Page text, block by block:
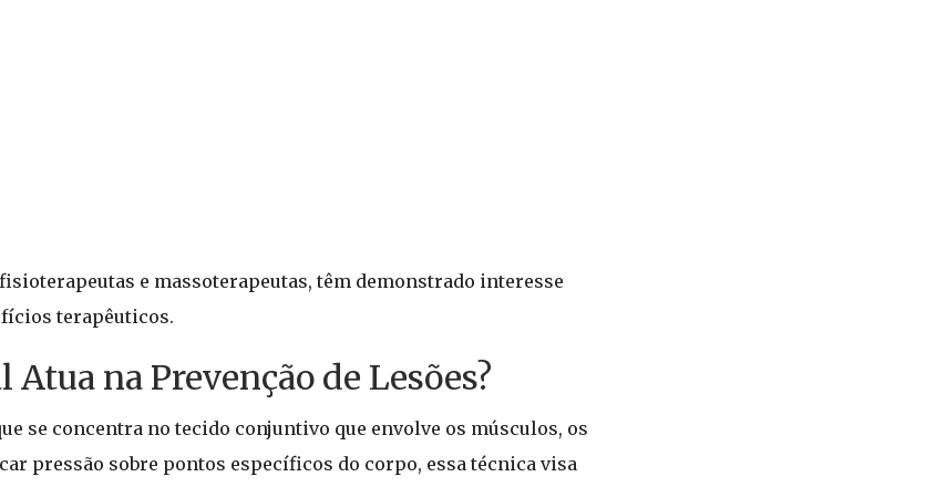
e massoterapeutas, têm demonstrado interesse
terapêuticos.
na Prevenção de Lesões?
se concentra no tecido conjuntivo que envolve os músculos, os
pressão sobre pontos específicos do corpo, essa técnica visa